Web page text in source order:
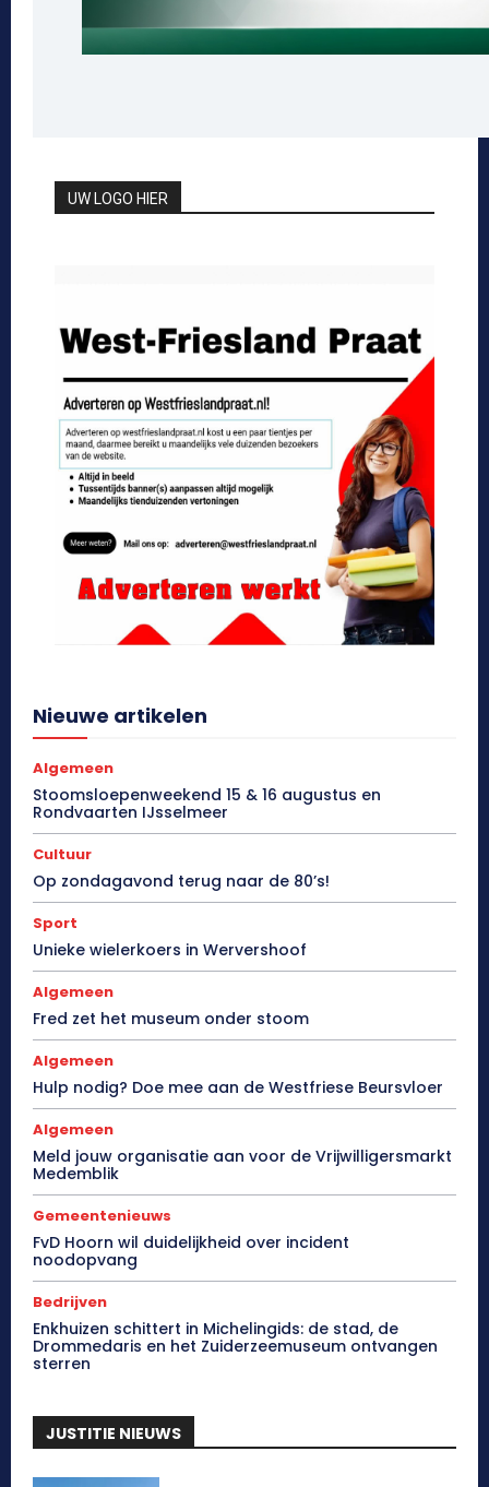
UW LOGO HIER
Nieuwe artikelen
Algemeen
Stoomsloepenweekend 15 & 16 augustus en
Rondvaarten IJsselmeer
Cultuur
Op zondagavond terug naar de 80’s!
Sport
Unieke wielerkoers in Wervershoof
Algemeen
Fred zet het museum onder stoom
Algemeen
Hulp nodig? Doe mee aan de Westfriese Beursvloer
Algemeen
Meld jouw organisatie aan voor de Vrijwilligersmarkt
Medemblik
Gemeentenieuws
FvD Hoorn wil duidelijkheid over incident
noodopvang
Bedrijven
Enkhuizen schittert in Michelingids: de stad, de
Drommedaris en het Zuiderzeemuseum ontvangen
sterren
JUSTITIE NIEUWS